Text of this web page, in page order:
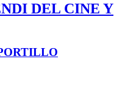
DEL CINE Y